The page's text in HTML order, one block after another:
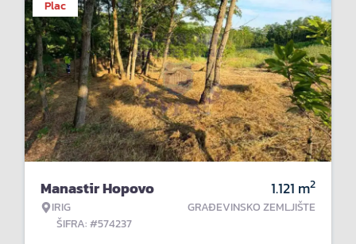
Plac
Manastir Hopovo
IRIG
ŠIFRA: #574237
1.121 m2
GRAĐEVINSKO ZEMLJIŠTE